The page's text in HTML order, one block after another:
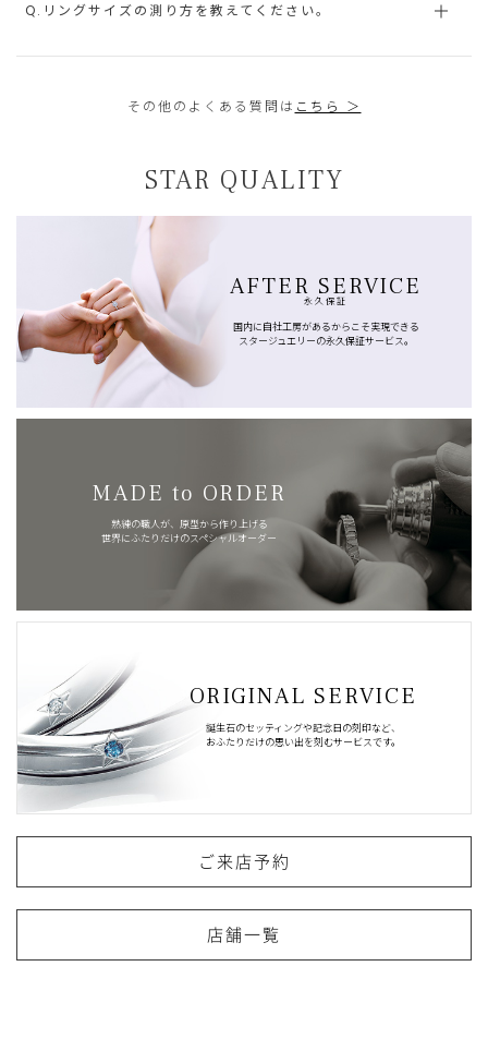
Q.リングサイズの測り方を教えてください。
その他のよくある質問は こちら ＞
STAR QUALITY
AFTER SERVICE
永久保証
国内に自社工房があるからこそ実現できる
スタージュエリーの永久保証サービス。
MADE to ORDER
熟練の職人が、原型から作り上げる
世界にふたりだけのスペシャルオーダー
ORIGINAL SERVICE
誕生石のセッティングや記念日の刻印など、
おふたりだけの思い出を刻むサービスです。
ご来店予約
店舗一覧